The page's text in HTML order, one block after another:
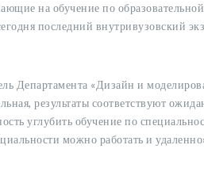
на обучение по
последний внутривузовский
Департамента «Дизайн и
результаты соответствуют
углубить обучение по
можно работать и